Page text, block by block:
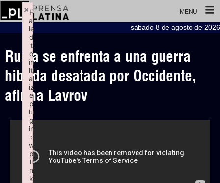
MENU
sábado 8 de agosto de 2026
Rusia se enfrenta a una guerra
hibrida desatada por Occidente,
afirma Lavrov
F
ai
le
d
t
o
in
iti
al
iz
e
p
lu
g
in
:
w
p
li
n
k
×